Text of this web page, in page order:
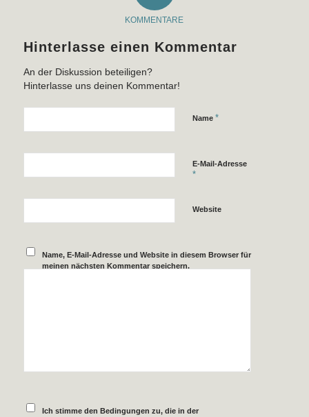
KOMMENTARE
Hinterlasse einen Kommentar
An der Diskussion beteiligen?
Hinterlasse uns deinen Kommentar!
Name *
E-Mail-Adresse
*
Website
Name, E-Mail-Adresse und Website in diesem Browser für
meinen nächsten Kommentar speichern.
Ich stimme den Bedingungen zu, die in der